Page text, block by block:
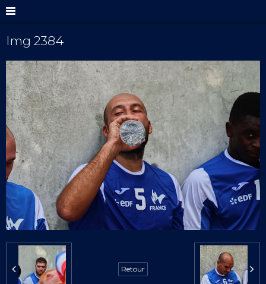
Img 2384
Retour